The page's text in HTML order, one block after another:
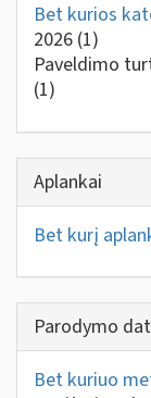
Bet kurios
2026 (1)
Paveldimo
(1)
Aplankai
Bet kurį
Parodymo
Bet kuriuo